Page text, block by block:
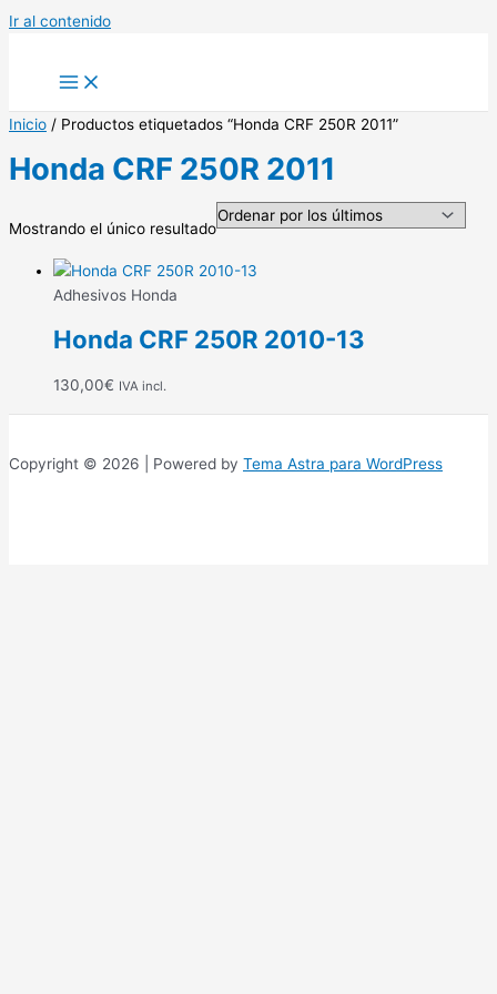
Ir al contenido
Inicio / Productos etiquetados “Honda CRF 250R 2011”
Honda CRF 250R 2011
Mostrando el único resultado
Adhesivos Honda
Honda CRF 250R 2010-13
130,00€ IVA incl.
Copyright © 2026 | Powered by Tema Astra para WordPress